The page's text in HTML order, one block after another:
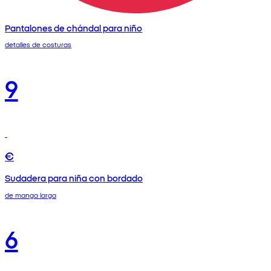
Pantalones de chándal para niño
detalles de costuras
9
€
Sudadera para niña con bordado
de manga larga
6